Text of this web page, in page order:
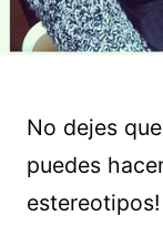
No dejes
puedes
estereotipos!